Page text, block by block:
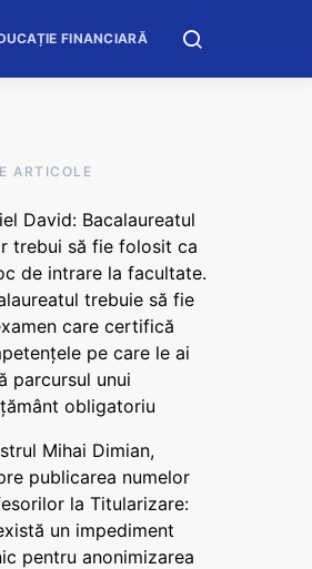
FINANCIARĂ
ARTICOLE
David: Bacalaureatul
trebui să fie folosit ca
de intrare la facultate.
trebuie să fie
care certifică
pe care le ai
parcursul unui
obligatoriu
Mihai Dimian,
publicarea numelor
la Titularizare:
un impediment
pentru anonimizarea